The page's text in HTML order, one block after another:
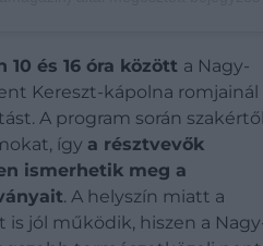
10 és 16 óra között a Nagy-
Kereszt-kápolna romjainál
A program során
így a résztvevők
ismerhetik meg a
. A helyszín miatt a
jól működik, hiszen a